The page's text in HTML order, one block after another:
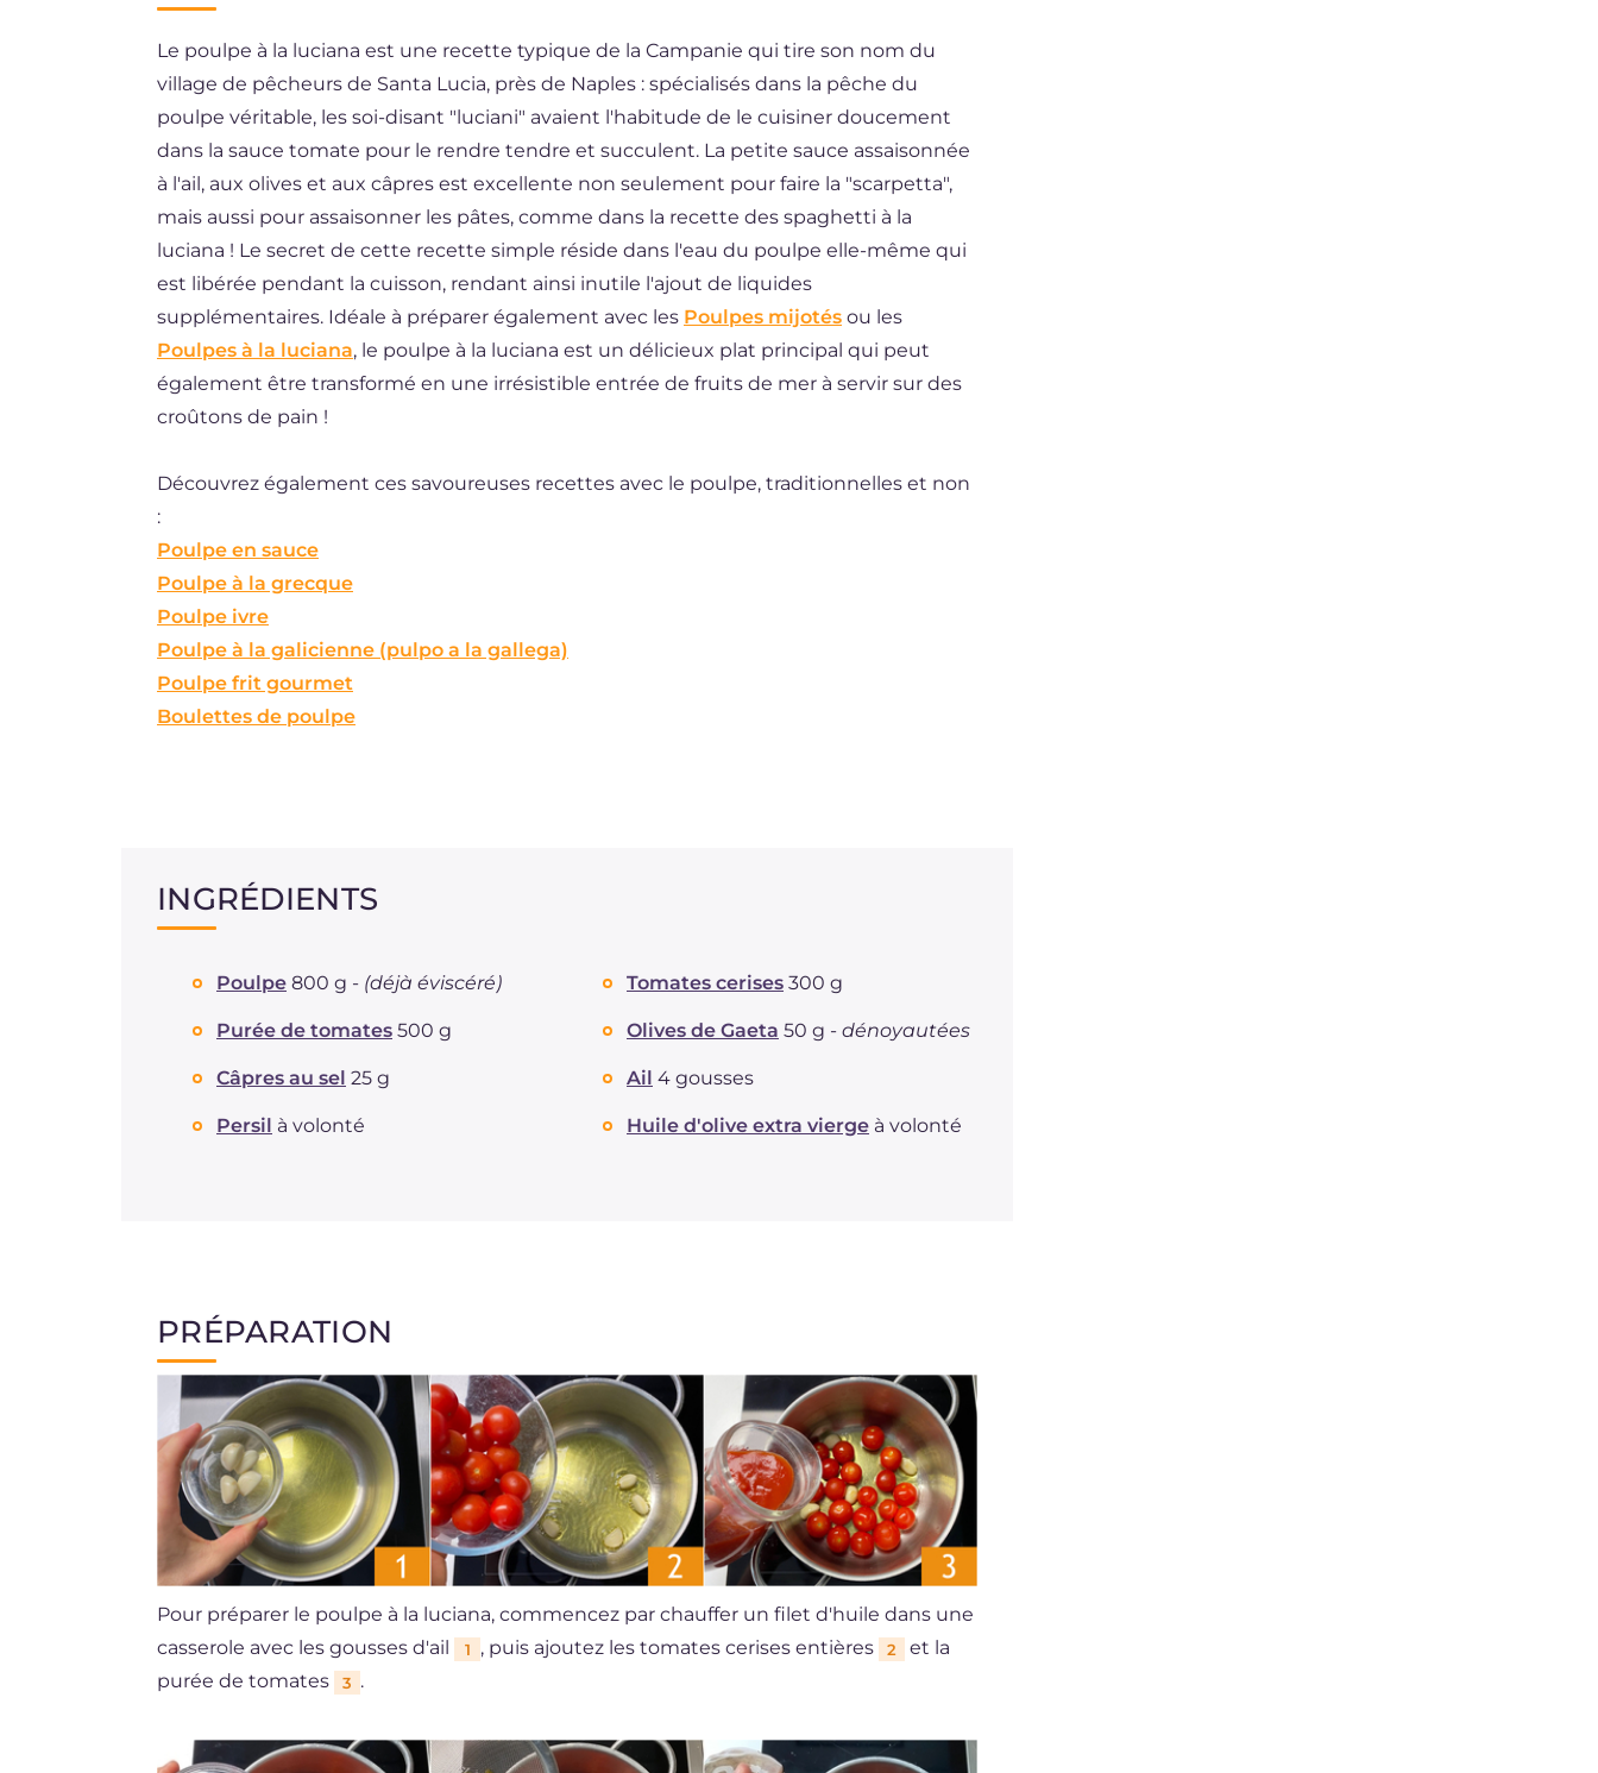
ES
DE
NL
Le poulpe à la luciana est une recette typique de la Campanie qui tire son nom du
village de pêcheurs de Santa Lucia, près de Naples : spécialisés dans la pêche du
poulpe véritable, les soi-disant "luciani" avaient l'habitude de le cuisiner doucement
dans la sauce tomate pour le rendre tendre et succulent. La petite sauce assaisonnée
à l'ail, aux olives et aux câpres est excellente non seulement pour faire la "scarpetta",
mais aussi pour assaisonner les pâtes, comme dans la recette des spaghetti à la
luciana ! Le secret de cette recette simple réside dans l'eau du poulpe elle-même qui
est libérée pendant la cuisson, rendant ainsi inutile l'ajout de liquides
supplémentaires. Idéale à préparer également avec les Poulpes mijotés ou les
Poulpes à la luciana, le poulpe à la luciana est un délicieux plat principal qui peut
également être transformé en une irrésistible entrée de fruits de mer à servir sur des
croûtons de pain !
Découvrez également ces savoureuses recettes avec le poulpe, traditionnelles et non
:
Poulpe en sauce
Poulpe à la grecque
Poulpe ivre
Poulpe à la galicienne (pulpo a la gallega)
Poulpe frit gourmet
Boulettes de poulpe
INGRÉDIENTS
Poulpe 800 g - (déjà éviscéré) Tomates cerises 300 g
Purée de tomates 500 g Olives de Gaeta 50 g - dénoyautées
Câpres au sel 25 g Ail 4 gousses
Persil à volonté Huile d'olive extra vierge à volonté
PRÉPARATION
Pour préparer le poulpe à la luciana, commencez par chauffer un filet d'huile dans une
casserole avec les gousses d'ail
1 , puis ajoutez les tomates cerises entières 2
et la
purée de tomates
3 .